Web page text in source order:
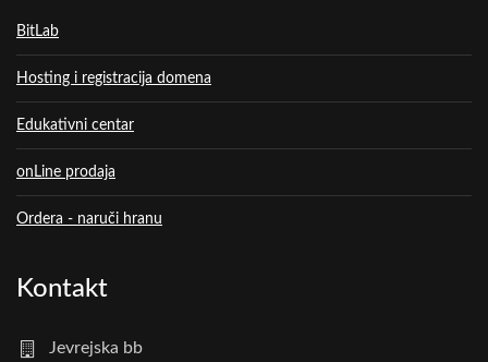
BitLab
Hosting i registracija domena
Edukativni centar
onLine prodaja
Ordera - naruči hranu
Kontakt
Jevrejska bb